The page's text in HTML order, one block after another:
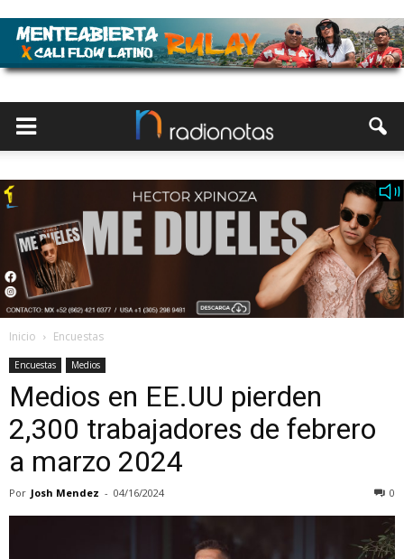
Inicio Encuestas
Encuestas Medios
Medios en EE.UU pierden
2,300 trabajadores de febrero
a marzo 2024
Por Josh Mendez - 04/16/2024 0